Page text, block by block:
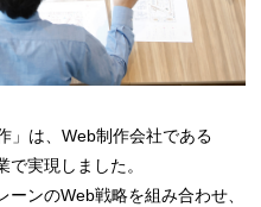
」は、Web制作会社である
実現しました。
ンのWeb戦略を組み合わせ、